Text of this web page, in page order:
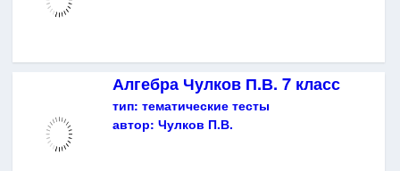
Алгебра Чулков П.В. 7 класс
тип: тематические тесты
автор: Чулков П.В.